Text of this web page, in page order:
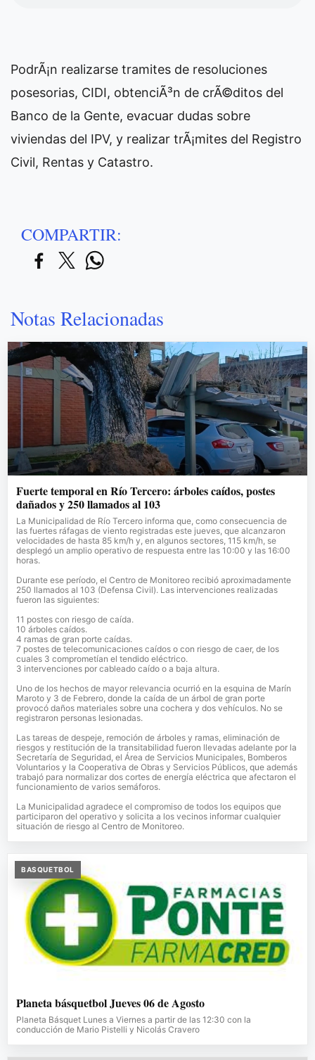
PodrÃ¡n realizarse tramites de resoluciones
posesorias, CIDI, obtenciÃ³n de crÃ©ditos del
Banco de la Gente, evacuar dudas sobre
viviendas del IPV, y realizar trÃ¡mites del Registro
Civil, Rentas y Catastro.
COMPARTIR:
Notas Relacionadas
Fuerte temporal en Río Tercero: árboles caídos, postes
dañados y 250 llamados al 103
La Municipalidad de Río Tercero informa que, como consecuencia de
las fuertes ráfagas de viento registradas este jueves, que alcanzaron
velocidades de hasta 85 km/h y, en algunos sectores, 115 km/h, se
desplegó un amplio operativo de respuesta entre las 10:00 y las 16:00
horas.
Durante ese período, el Centro de Monitoreo recibió aproximadamente
250 llamados al 103 (Defensa Civil). Las intervenciones realizadas
fueron las siguientes:
11 postes con riesgo de caída.
10 árboles caídos.
4 ramas de gran porte caídas.
7 postes de telecomunicaciones caídos o con riesgo de caer, de los
cuales 3 comprometían el tendido eléctrico.
3 intervenciones por cableado caído o a baja altura.
Uno de los hechos de mayor relevancia ocurrió en la esquina de Marín
Maroto y 3 de Febrero, donde la caída de un árbol de gran porte
provocó daños materiales sobre una cochera y dos vehículos. No se
registraron personas lesionadas.
Las tareas de despeje, remoción de árboles y ramas, eliminación de
riesgos y restitución de la transitabilidad fueron llevadas adelante por la
Secretaría de Seguridad, el Área de Servicios Municipales, Bomberos
Voluntarios y la Cooperativa de Obras y Servicios Públicos, que además
trabajó para normalizar dos cortes de energía eléctrica que afectaron el
funcionamiento de varios semáforos.
La Municipalidad agradece el compromiso de todos los equipos que
participaron del operativo y solicita a los vecinos informar cualquier
situación de riesgo al Centro de Monitoreo.
BASQUETBOL
Planeta básquetbol Jueves 06 de Agosto
Planeta Básquet Lunes a Viernes a partir de las 12:30 con la
conducción de Mario Pistelli y Nicolás Cravero